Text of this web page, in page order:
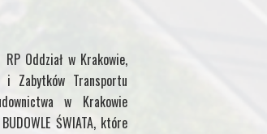
Oddział w Krakowie,
i Zabytków Transportu
w Krakowie
ŚWIATA, które